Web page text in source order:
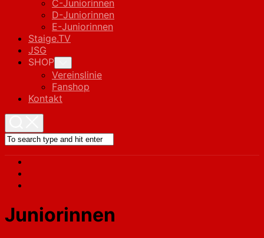
C-Juniorinnen
D-Juniorinnen
E-Juniorinnen
Staige.TV
JSG
SHOP
Child
Menu
Vereinslinie
Fanshop
Kontakt
Juniorinnen